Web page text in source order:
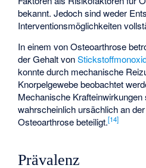
bekannt. Jedoch sind weder
Interventionsmöglichkeiten
In einem von Osteoarthrose
der Gehalt von
konnte durch mechanische
Knorpelgewebe beobachtet
Mechanische Krafteinwirkungen
wahrscheinlich ursächlich an
Osteoarthrose beteiligt.[14]
Prävalenz